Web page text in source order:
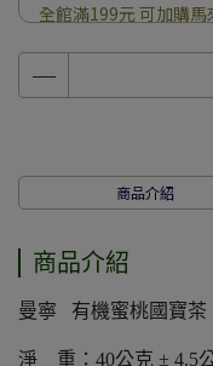
全館滿199元 可加購
商品介紹
商品介紹
曼寧 有機蜜桃國寶茶
淨 重：40公克 ± 4.5